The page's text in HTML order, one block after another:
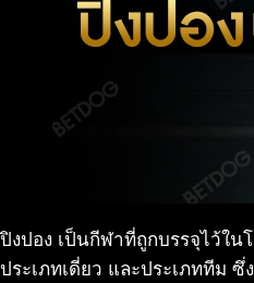
ปิงปอง เป็นกีฬาที่ถูกบรรจุไว้ใ
ประเภทเดี่ยว และประเภททีม